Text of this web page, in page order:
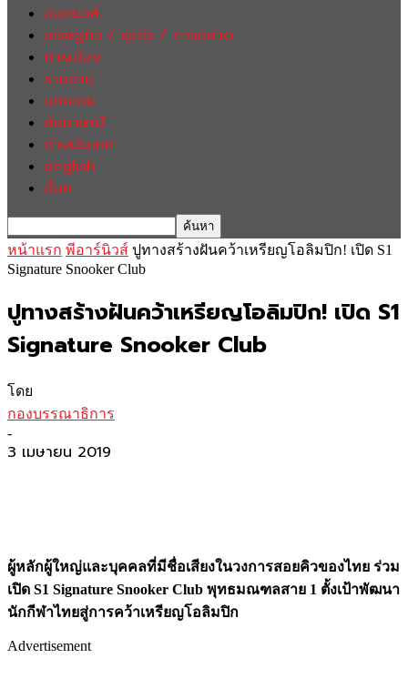
ฮอตนิวส์
เศรษฐกิจ / ธุรกิจ / การตลาด
การเมือง
รายงาน
บทความ
สัมภาษณ์
ต่างประเทศ
english
อื่นๆ
หน้าแรก พีอาร์นิวส์ ปูทางสร้างฝันคว้าเหรียญโอลิมปิก! เปิด S1
Signature Snooker Club
ปูทางสร้างฝันคว้าเหรียญโอลิมปิก! เปิด S1
Signature Snooker Club
โดย
กองบรรณาธิการ
-
3 เมษายน 2019
ผู้หลักผู้ใหญ่และบุคคลที่มีชื่อเสียงในวงการสอยคิวของไทย ร่วม
เปิด S1 Signature Snooker Club พุทธมณฑลสาย 1 ตั้งเป้าพัฒนา
นักกีฬาไทยสู่การคว้าเหรียญโอลิมปิก
Advertisement